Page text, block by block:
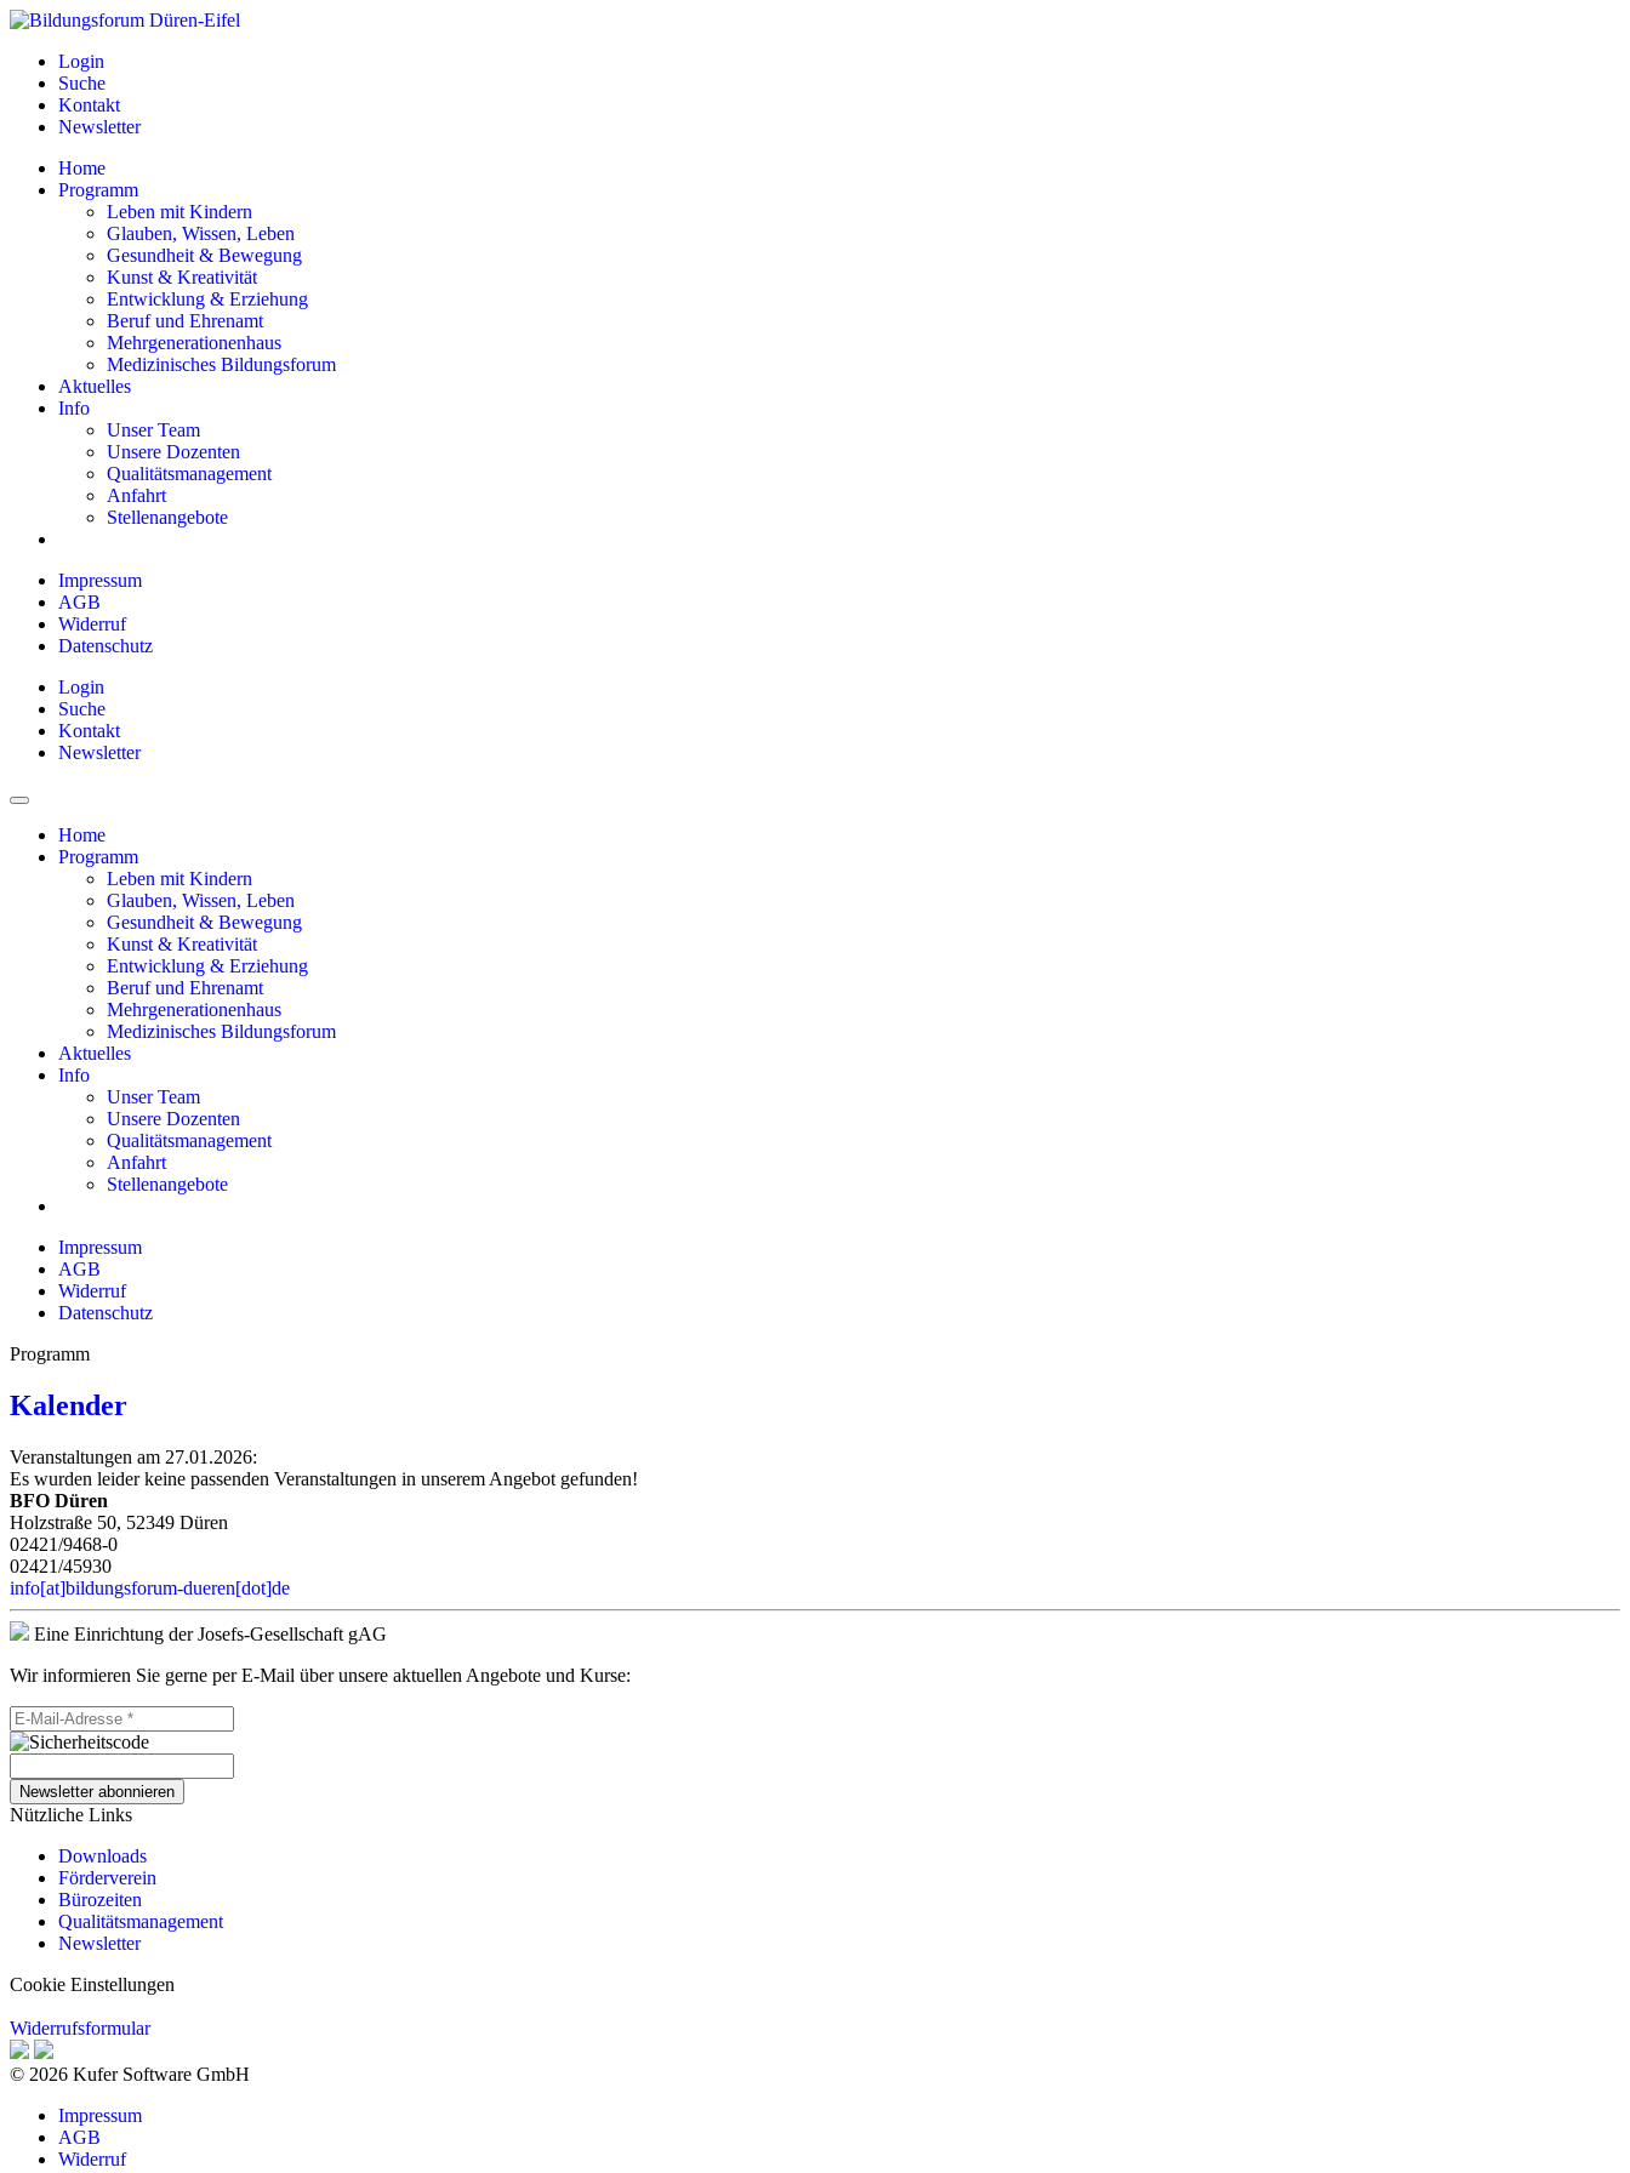
Login
Suche
Kontakt
Newsletter
Home
Programm
Leben mit Kindern
Glauben, Wissen, Leben
Gesundheit & Bewegung
Kunst & Kreativität
Entwicklung & Erziehung
Beruf und Ehrenamt
Mehrgenerationenhaus
Medizinisches Bildungsforum
Aktuelles
Info
Unser Team
Unsere Dozenten
Qualitätsmanagement
Anfahrt
Stellenangebote
Impressum
AGB
Widerruf
Datenschutz
Login
Suche
Kontakt
Newsletter
Home
Programm
Leben mit Kindern
Glauben, Wissen, Leben
Gesundheit & Bewegung
Kunst & Kreativität
Entwicklung & Erziehung
Beruf und Ehrenamt
Mehrgenerationenhaus
Medizinisches Bildungsforum
Aktuelles
Info
Unser Team
Unsere Dozenten
Qualitätsmanagement
Anfahrt
Stellenangebote
Impressum
AGB
Widerruf
Datenschutz
Programm
Kalender
Veranstaltungen am 27.01.2026:
Es wurden leider keine passenden Veranstaltungen in unserem Angebot gefunden!
BFO Düren
Holzstraße 50, 52349 Düren
02421/9468-0
02421/45930
info[at]bildungsforum-dueren[dot]de
Eine Einrichtung der Josefs-Gesellschaft gAG
Wir informieren Sie gerne per E-Mail über unsere aktuellen Angebote und Kurse:
Newsletter abonnieren
Nützliche Links
Downloads
Förderverein
Bürozeiten
Qualitätsmanagement
Newsletter
Cookie Einstellungen
Widerrufsformular
© 2026 Kufer Software GmbH
Impressum
AGB
Widerruf